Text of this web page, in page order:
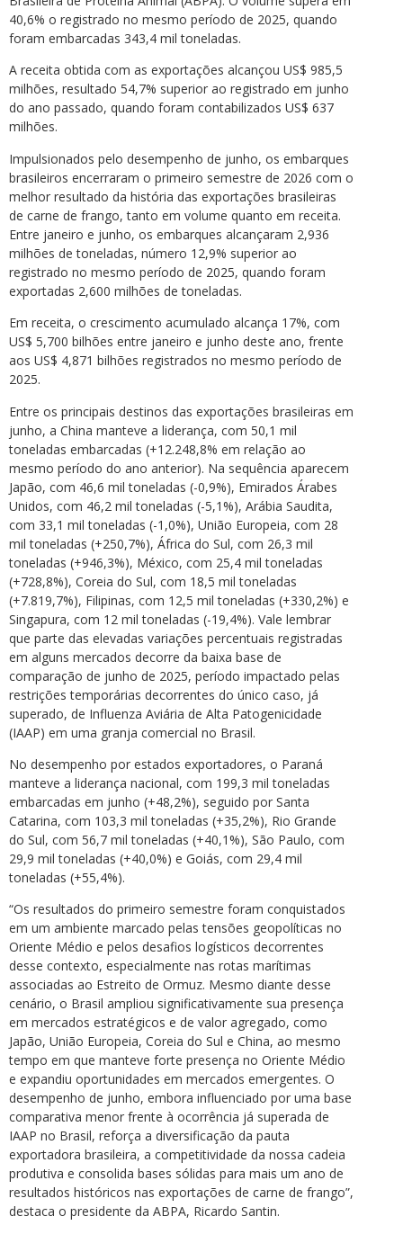
40,6% o registrado no mesmo período de 2025, quando
foram embarcadas 343,4 mil toneladas.
A receita obtida com as exportações alcançou US$ 985,5
milhões, resultado 54,7% superior ao registrado em junho
do ano passado, quando foram contabilizados US$ 637
milhões.
Impulsionados pelo desempenho de junho, os embarques
brasileiros encerraram o primeiro semestre de 2026 com o
melhor resultado da história das exportações brasileiras
de carne de frango, tanto em volume quanto em receita.
Entre janeiro e junho, os embarques alcançaram 2,936
milhões de toneladas, número 12,9% superior ao
registrado no mesmo período de 2025, quando foram
exportadas 2,600 milhões de toneladas.
Em receita, o crescimento acumulado alcança 17%, com
US$ 5,700 bilhões entre janeiro e junho deste ano, frente
aos US$ 4,871 bilhões registrados no mesmo período de
2025.
Entre os principais destinos das exportações brasileiras em
junho, a China manteve a liderança, com 50,1 mil
toneladas embarcadas (+12.248,8% em relação ao
mesmo período do ano anterior). Na sequência aparecem
Japão, com 46,6 mil toneladas (-0,9%), Emirados Árabes
Unidos, com 46,2 mil toneladas (-5,1%), Arábia Saudita,
com 33,1 mil toneladas (-1,0%), União Europeia, com 28
mil toneladas (+250,7%), África do Sul, com 26,3 mil
toneladas (+946,3%), México, com 25,4 mil toneladas
(+728,8%), Coreia do Sul, com 18,5 mil toneladas
(+7.819,7%), Filipinas, com 12,5 mil toneladas (+330,2%) e
Singapura, com 12 mil toneladas (-19,4%). Vale lembrar
que parte das elevadas variações percentuais registradas
em alguns mercados decorre da baixa base de
comparação de junho de 2025, período impactado pelas
restrições temporárias decorrentes do único caso, já
superado, de Influenza Aviária de Alta Patogenicidade
(IAAP) em uma granja comercial no Brasil.
No desempenho por estados exportadores, o Paraná
manteve a liderança nacional, com 199,3 mil toneladas
embarcadas em junho (+48,2%), seguido por Santa
Catarina, com 103,3 mil toneladas (+35,2%), Rio Grande
do Sul, com 56,7 mil toneladas (+40,1%), São Paulo, com
29,9 mil toneladas (+40,0%) e Goiás, com 29,4 mil
toneladas (+55,4%).
“Os resultados do primeiro semestre foram conquistados
em um ambiente marcado pelas tensões geopolíticas no
Oriente Médio e pelos desafios logísticos decorrentes
desse contexto, especialmente nas rotas marítimas
associadas ao Estreito de Ormuz. Mesmo diante desse
cenário, o Brasil ampliou significativamente sua presença
em mercados estratégicos e de valor agregado, como
Japão, União Europeia, Coreia do Sul e China, ao mesmo
tempo em que manteve forte presença no Oriente Médio
e expandiu oportunidades em mercados emergentes. O
desempenho de junho, embora influenciado por uma base
comparativa menor frente à ocorrência já superada de
IAAP no Brasil, reforça a diversificação da pauta
exportadora brasileira, a competitividade da nossa cadeia
produtiva e consolida bases sólidas para mais um ano de
resultados históricos nas exportações de carne de frango”,
destaca o presidente da ABPA, Ricardo Santin.